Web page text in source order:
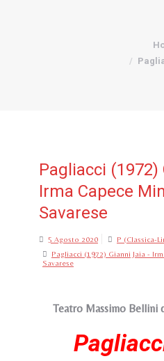
Pagliacci
Irma Capece
Savarese
5 Agosto 2020
P (Classica-
Pagliacci (1972) Gianni Jaia -
Savarese
Teatro Massimo Bellini